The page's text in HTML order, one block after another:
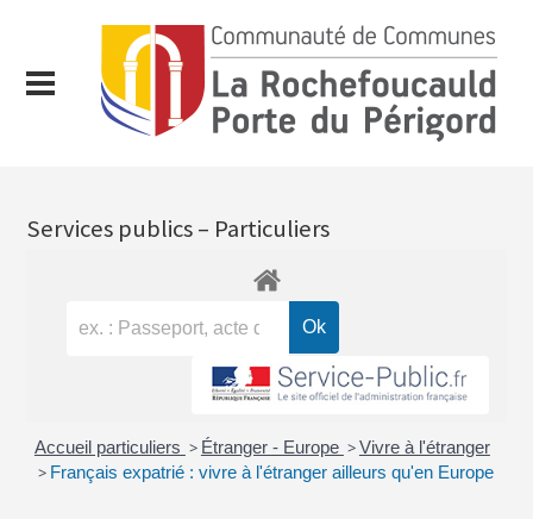
Services publics – Particuliers
Accueil particuliers > Étranger - Europe >Vivre à l'étranger
> Français expatrié : vivre à l'étranger ailleurs qu'en Europe